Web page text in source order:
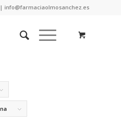
| info@farmaciaolmosanchez.es